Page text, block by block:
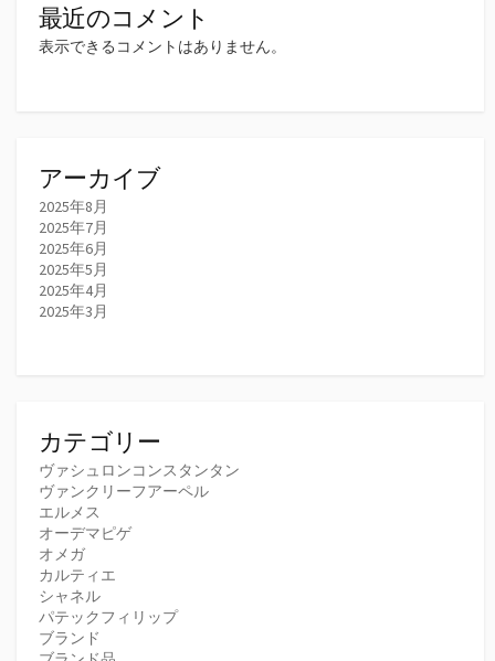
最近のコメント
表示できるコメントはありません。
アーカイブ
2025年8月
2025年7月
2025年6月
2025年5月
2025年4月
2025年3月
カテゴリー
ヴァシュロンコンスタンタン
ヴァンクリーフアーペル
エルメス
オーデマピゲ
オメガ
カルティエ
シャネル
パテックフィリップ
ブランド